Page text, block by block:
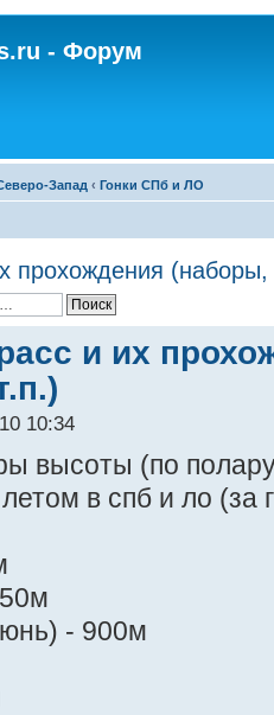
- Форум
Запад ‹ Гонки СПб и ЛО
прохождения (наборы,
и их
10:34
высоты (по
в спб и ло (за
- 900м